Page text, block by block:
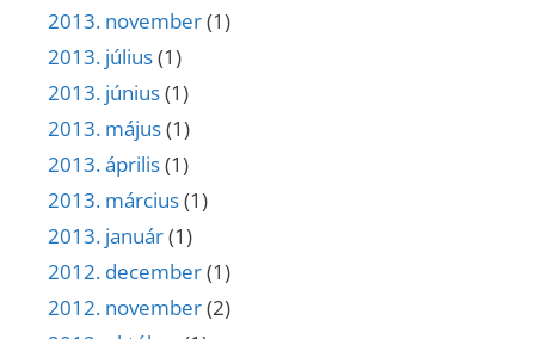
2013. november(1)
2013. július(1)
2013. június(1)
2013. május(1)
2013. április(1)
2013. március(1)
2013. január(1)
2012. december(1)
2012. november(2)